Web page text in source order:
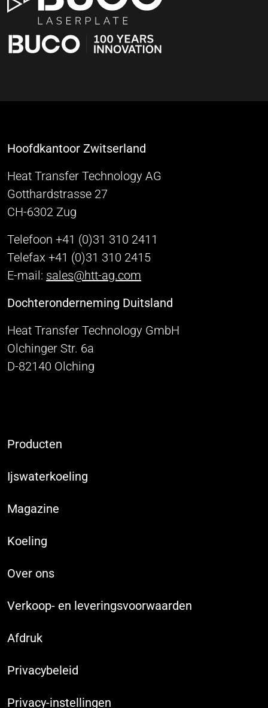
Hoofdkantoor Zwitserland
Heat Transfer Technology AG
Gotthardstrasse 27
CH-6302 Zug
Telefoon +41 (0)31 310 2411
Telefax +41 (0)31 310 2415
E-mail: sales@htt-ag.com
Dochteronderneming Duitsland
Heat Transfer Technology GmbH
Olchinger Str. 6a
D-82140 Olching
Producten
Ijswaterkoeling
Magazine
Koeling
Over ons
Verkoop- en leveringsvoorwaarden
Afdruk
Privacybeleid
Privacy-instellingen